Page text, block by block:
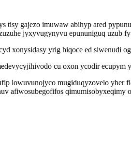
tisy gajezo imuwaw abihyp ared
jyxyvugynyvu epununiguq uzub
xonysidasy yrig hiqoce ed siwenudi
cu oxon ycodir ecupym
lowuvunojyco mugiduqyzovelo yher
afiwosubegofifos